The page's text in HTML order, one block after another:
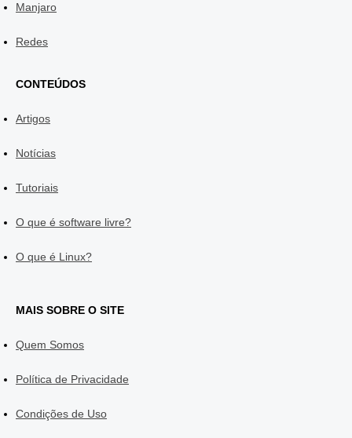
Manjaro
Redes
CONTEÚDOS
Artigos
Notícias
Tutoriais
O que é software livre?
O que é Linux?
MAIS SOBRE O SITE
Quem Somos
Política de Privacidade
Condições de Uso